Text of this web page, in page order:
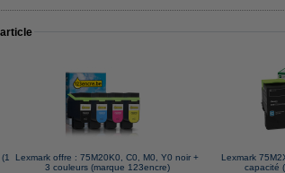
Lexmark offre : 75M20K0, C0, M0, Y0 noir +
3 couleurs (marque 123encre)
Lexmark
capacité